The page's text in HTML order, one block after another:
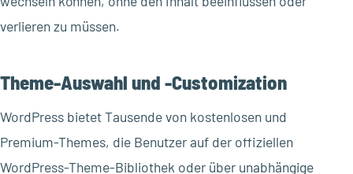
verlieren zu müssen.
Theme-Auswahl und -Customization
WordPress bietet Tausende von kostenlosen und
Premium-Themes, die Benutzer auf der offiziellen
WordPress-Theme-Bibliothek oder über unabhängige